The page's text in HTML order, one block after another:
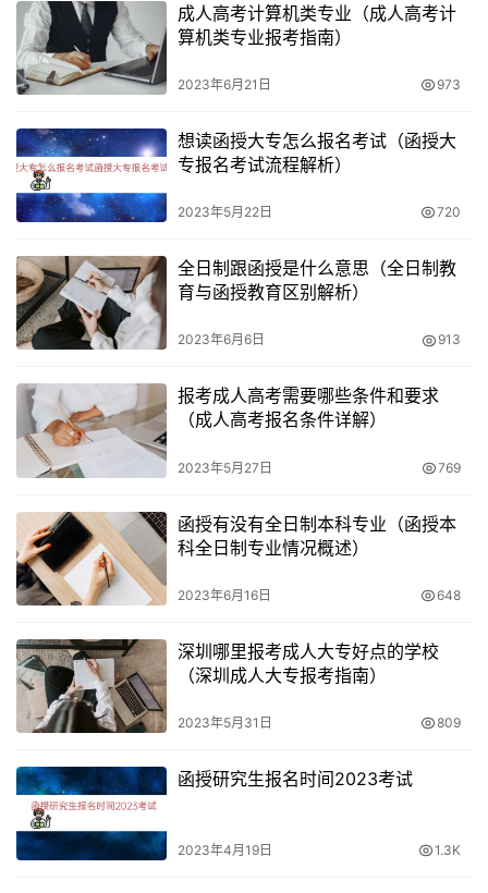
– 高起本理科：130分
– 高起本艺术(理)：130分
– 高起本体育(文)：180分
– 高起本体育(理)：130分
一般在130分到220分之间。无论是理工类还是文史类，分
数线都有逐渐下降的趋势。主要原因在于高起本的学制长，
导致报考人数减少。
预测分数线
2023年湖南成人高考往年录取分数线回顾，成人高考考试
分为三科，每科满分150分，三科总分450分。一般成人高
考录取分数线是120-150分左右，如果年龄超过25岁还可以
进行加分，有的学校还会降分录取。不同院校录取分数线也
有所不同。根据往年数据可以预测出，成考最低分数线在
110-200分左右，考生报考的层次不同最低录取分数线也是
成人高考计算机类专业（成人高考计
算机类专业报考指南）
2023年6月21日 973
想读函授大专怎么报名考试（函授大
专报名考试流程解析）
2023年5月22日 720
全日制跟函授是什么意思（全日制教
育与函授教育区别解析）
2023年6月6日 913
报考成人高考需要哪些条件和要求
（成人高考报名条件详解）
2023年5月27日 769
函授有没有全日制本科专业（函授本
科全日制专业情况概述）
2023年6月16日 648
深圳哪里报考成人大专好点的学校
（深圳成人大专报考指南）
2023年5月31日 809
函授研究生报名时间2023考试
2023年4月19日 1.3K